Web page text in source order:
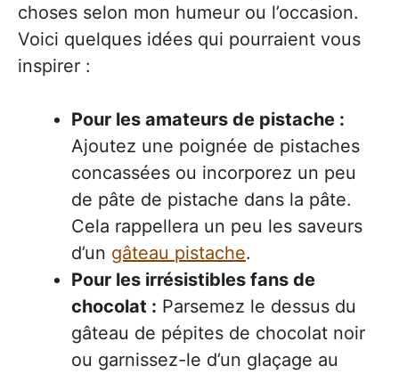
choses selon mon humeur ou l’occasion.
Voici quelques idées qui pourraient vous
inspirer :
Pour les amateurs de pistache :
Ajoutez une poignée de pistaches
concassées ou incorporez un peu
de pâte de pistache dans la pâte.
Cela rappellera un peu les saveurs
d’un gâteau pistache.
Pour les irrésistibles fans de
chocolat : Parsemez le dessus du
gâteau de pépites de chocolat noir
ou garnissez-le d’un glaçage au